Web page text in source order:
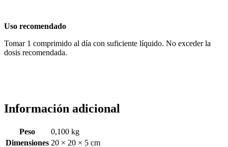
Uso recomendado
Tomar 1 comprimido al día con suficiente líquido. No exceder la
dosis recomendada.
Información adicional
Peso
0,100 kg
Dimensiones 20 × 20 × 5 cm